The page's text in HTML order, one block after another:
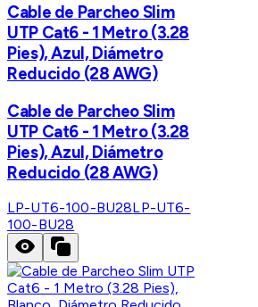
Cable de Parcheo Slim
UTP Cat6 - 1 Metro (3.28
Pies), Azul, Diámetro
Reducido (28 AWG)
Cable de Parcheo Slim
UTP Cat6 - 1 Metro (3.28
Pies), Azul, Diámetro
Reducido (28 AWG)
LP-UT6-100-BU28LP-UT6-
100-BU28